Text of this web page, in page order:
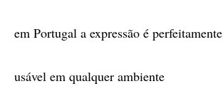
em Portugal a expressão é perfeitamente
usável em qualquer ambiente